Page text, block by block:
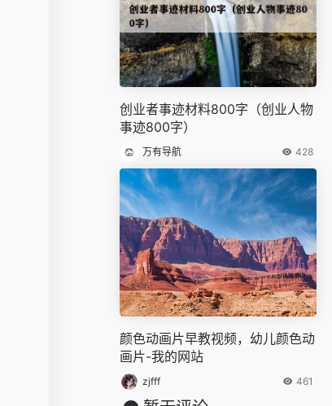
创业者事迹材料800字（创业人物
事迹800字）
万有导航 428
颜色动画片早教视频，幼儿颜色动
画片-我的网站
zjfff 461